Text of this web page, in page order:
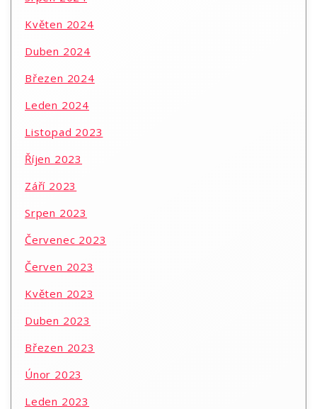
Květen 2024
Duben 2024
Březen 2024
Leden 2024
Listopad 2023
Říjen 2023
Září 2023
Srpen 2023
Červenec 2023
Červen 2023
Květen 2023
Duben 2023
Březen 2023
Únor 2023
Leden 2023